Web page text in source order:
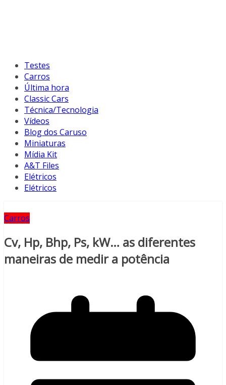
Testes
Carros
Última hora
Classic Cars
Técnica/Tecnologia
Vídeos
Blog dos Caruso
Miniaturas
Mídia Kit
A&T Files
Elétricos
Elétricos
Carros
Cv, Hp, Bhp, Ps, kW… as diferentes
maneiras de medir a potência